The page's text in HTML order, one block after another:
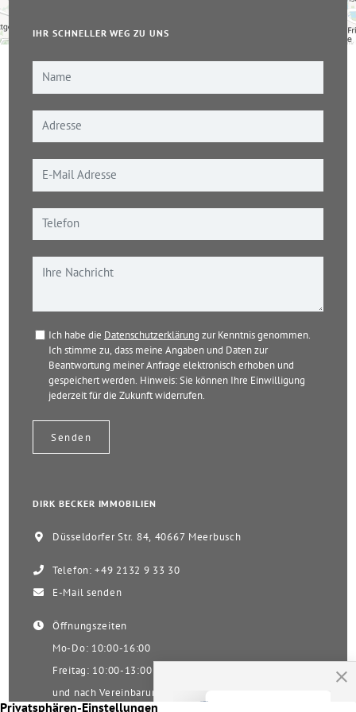
© OpenStreetMap-Mitwirkende
IHR SCHNELLER WEG ZU UNS
Ich habe die Datenschutzerklärung zur Kenntnis genommen.
Ich stimme zu, dass meine Angaben und Daten zur
Beantwortung meiner Anfrage elektronisch erhoben und
gespeichert werden. Hinweis: Sie können Ihre Einwilligung
jederzeit für die Zukunft widerrufen.
DIRK BECKER IMMOBILIEN
Düsseldorfer Str. 84, 40667 Meerbusch
Telefon: +49 2132 9 33 30
E-Mail senden
Öffnungszeiten
Mo-Do: 10:00-16:00
Freitag: 10:00-13:00
und nach Vereinbarung